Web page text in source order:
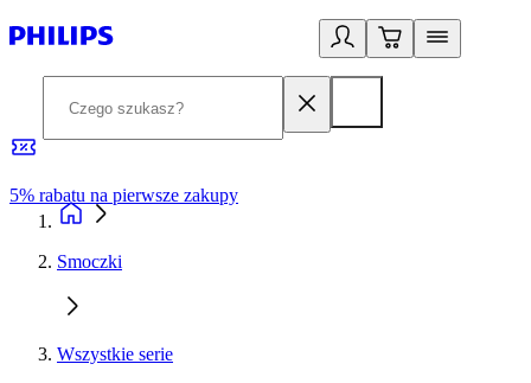
5% rabatu na pierwsze zakupy
Smoczki
Wszystkie serie